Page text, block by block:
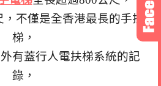
不僅是全香港最長的手扶
梯，
有蓋行人電扶梯系統的記
錄，